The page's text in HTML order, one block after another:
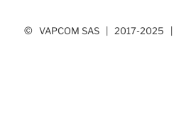
© VAPCOM SAS | 2017-2025 |